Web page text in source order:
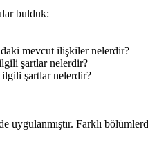
bulduk:
mevcut ilişkiler nelerdir?
şartlar nelerdir?
şartlar nelerdir?
uygulanmıştır. Farklı